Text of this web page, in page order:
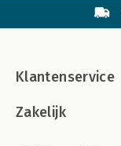
Klantenservice
Zakelijk